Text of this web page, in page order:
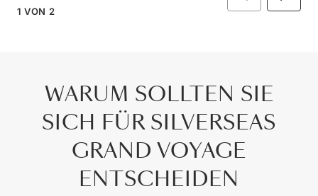
1 VON 2
WARUM SOLLTEN SIE
SICH FÜR SILVERSEAS
GRAND VOYAGE
ENTSCHEIDEN